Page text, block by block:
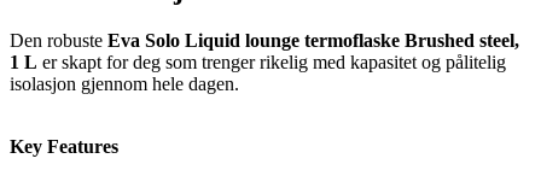
Den robuste Eva Solo Liquid lounge termoflaske Brushed steel,
1 L er skapt for deg som trenger rikelig med kapasitet og pålitelig
isolasjon gjennom hele dagen.
Key Features